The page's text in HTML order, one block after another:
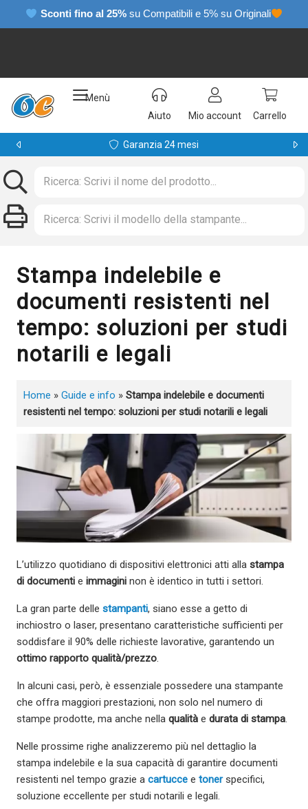
Sconti fino al 25% su Compatibili e 5% su Originali
Menù
Aiuto
Mio account Carrello
Garanzia 24 mesi
Stampa indelebile e
documenti resistenti nel
tempo: soluzioni per studi
notarili e legali
Home » Guide e info » Stampa indelebile e documenti
resistenti nel tempo: soluzioni per studi notarili e legali
L’utilizzo quotidiano di dispositivi elettronici atti alla stampa
di documenti e immagini non è identico in tutti i settori.
La gran parte delle stampanti, siano esse a getto di
inchiostro o laser, presentano caratteristiche sufficienti per
soddisfare il 90% delle richieste lavorative, garantendo un
ottimo rapporto qualità/prezzo.
In alcuni casi, però, è essenziale possedere una stampante
che offra maggiori prestazioni, non solo nel numero di
stampe prodotte, ma anche nella qualità e durata di stampa.
Nelle prossime righe analizzeremo più nel dettaglio la
stampa indelebile e la sua capacità di garantire documenti
resistenti nel tempo grazie a cartucce e tonerspecifici,
soluzione eccellente per studi notarili e legali.